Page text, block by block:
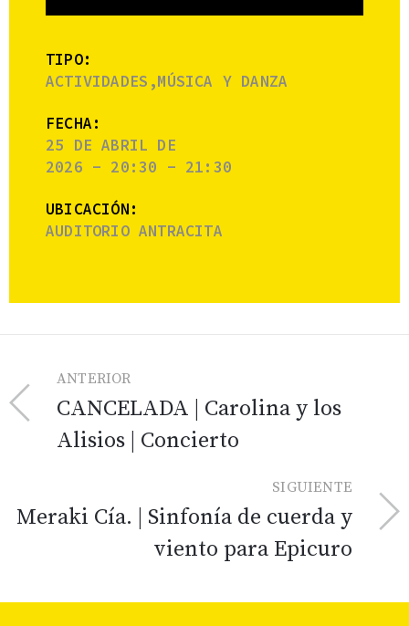
TIPO:
ACTIVIDADES,MÚSICA Y DANZA
FECHA:
25 DE ABRIL DE
2026 - 20:30 - 21:30
UBICACIÓN:
AUDITORIO ANTRACITA
ANTERIOR
CANCELADA | Carolina y los
Alisios | Concierto
SIGUIENTE
Meraki Cía. | Sinfonía de cuerda y
viento para Epicuro